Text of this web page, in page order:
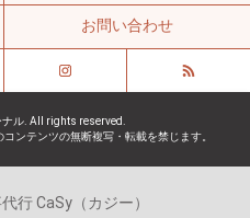
お問い合わせ
ル. All rights reserved.
ンテンツの無断複写・転載を禁じます。
行 CaSy（カジー）